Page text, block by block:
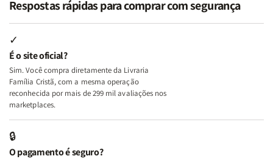
Minhas
Lutas
e
Deus
+
A
Mulher
Lar
Minhas
Lutas
+
A
Lar
Mulher
Segundo
Mulher
Segundo
Respostas rápidas para comprar com segurança
✓
É o site oficial?
Sim. Você compra diretamente da Livraria
Família Cristã, com a mesma operação
reconhecida por mais de 299 mil avaliações nos
marketplaces.
🔒
O pagamento é seguro?